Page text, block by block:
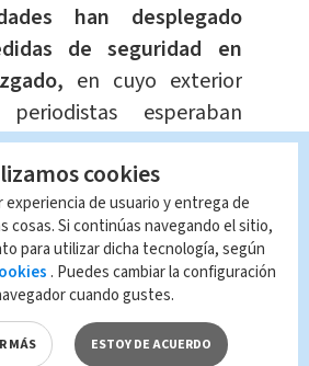
han desplegado
de seguridad en
en cuyo exterior
periodistas esperaban
al expresidente, quien
caravana de coches
HORA: Donald Trump
después de aterrizar en
"el arresto" por
cookies
experiencia de usuario y entrega de
cosas. Si continúas navegando el sitio,
para utilizar dicha tecnología, según
. Puedes cambiar la configuración
cuando gustes.
MÁS ESTOY DE ACUERDO